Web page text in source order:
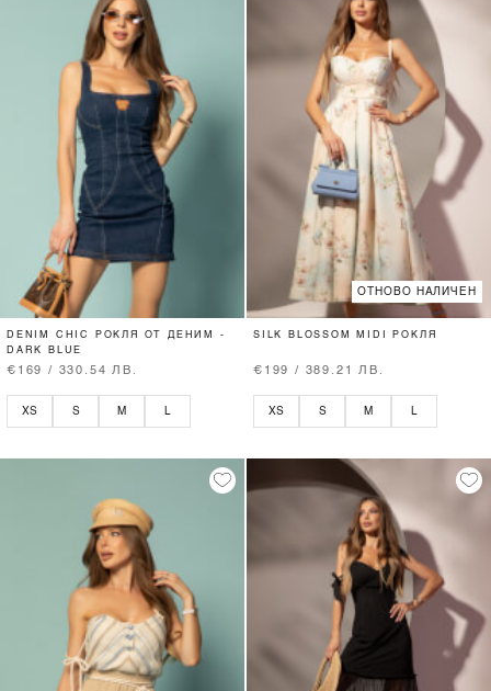
DENIM CHIC РОКЛЯ ОТ ДЕНИМ -
DARK BLUE
€169 / 330.54 ЛВ.
XS S M L
ОТНОВО НАЛИЧЕН
SILK BLOSSOM MIDI РОКЛЯ
€199 / 389.21 ЛВ.
XS S M L